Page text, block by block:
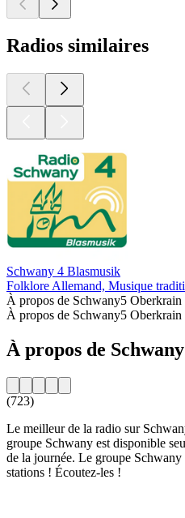
Radios similaires
Schwany 4 Blasmusik
Folklore Allemand, Musique
À propos de Schwany5 Oberkrain
À propos de Schwany5 Oberkrain
À propos de
(723)
Le meilleur de la radio sur
groupe Schwany est disponible
de la journée. Le groupe Schwany
stations ! Écoutez-les !